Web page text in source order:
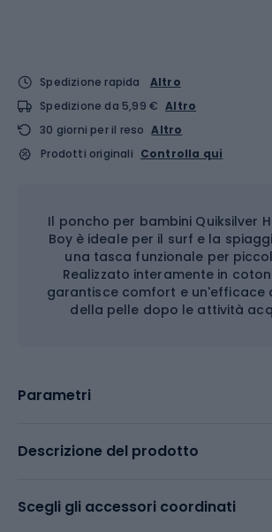
Spedizione rapida
Altro
Spedizione da 5,99 € Altro
30 giorni per il reso Altro
Prodotti originali Controlla qui
Il poncho per bambini Quiksilver
Boy è ideale per il surf e la
una tasca funzionale per
Realizzato interamente in
garantisce comfort e un'efficace
della pelle dopo le attività
Parametri
Descrizione del prodotto
Scegli gli accessori coordinati